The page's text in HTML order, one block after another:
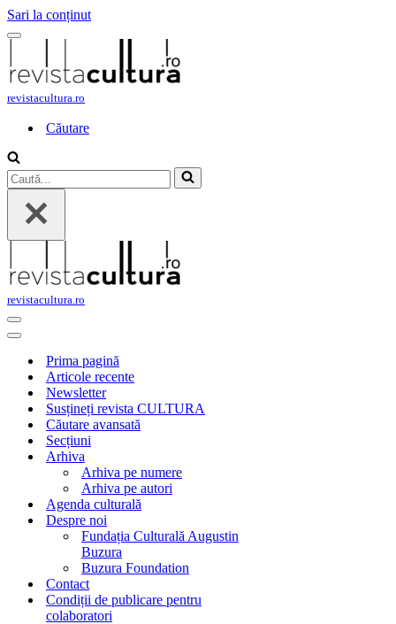
Sari la conținut
Meniu
navigare
revistacultura.ro
Căutare
Caută...
revistacultura.ro
Meniu
de
Meniu
navigarePrima pagină
Articole recente
Newsletter
Susțineți revista CULTURA
Căutare avansată
Secțiuni
Arhiva
Arhiva pe numere
Arhiva pe autori
Agenda culturală
Despre noi
Fundația Culturală Augustin
Buzura
Buzura Foundation
Contact
Condiții de publicare pentru
colaboratori